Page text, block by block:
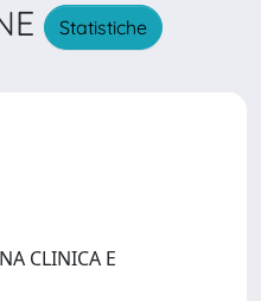
Statistiche
CLINICA E